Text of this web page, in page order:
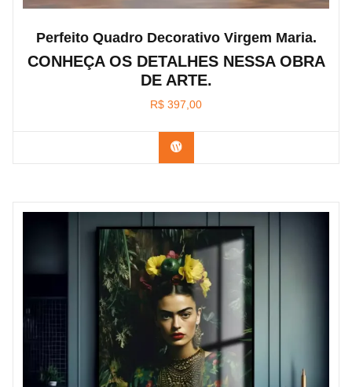
Perfeito Quadro Decorativo Virgem Maria.
CONHEÇA OS DETALHES NESSA OBRA
DE ARTE.
R$ 397,00
Confira os modelos